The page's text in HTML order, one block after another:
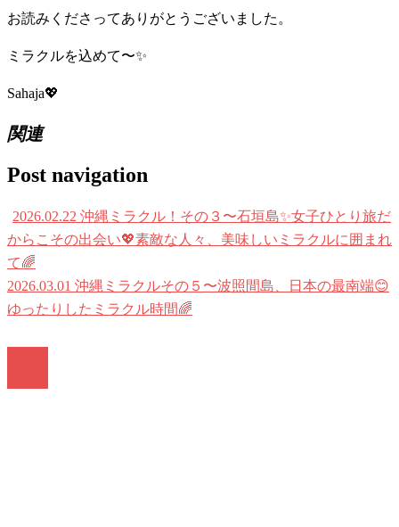
お読みくださってありがとうございました。
ミラクルを込めて〜✨
Sahaja💖
関連
Post navigation
2026.02.22 沖縄ミラクル！その３〜石垣島✨女子ひとり旅だ
からこその出会い💖素敵な人々、美味しいミラクルに囲まれ
て🌈
2026.03.01 沖縄ミラクルその５〜波照間島、日本の最南端😊
ゆったりしたミラクル時間🌈